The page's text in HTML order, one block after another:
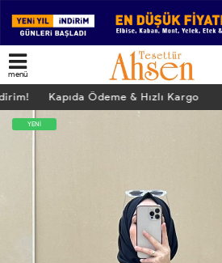
menü
Kapıda Ödeme & Hızlı Kargo
YENİ